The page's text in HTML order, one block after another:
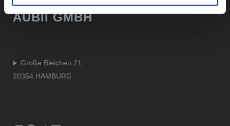
AUBII GMBH
Große Bleichen 21
20354 HAMBURG